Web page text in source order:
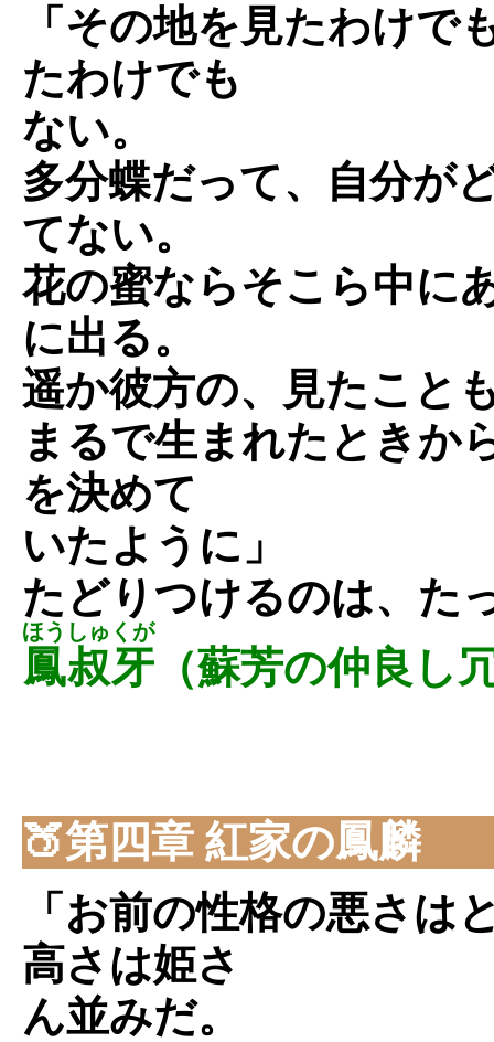
「その地を見たわけで
たわけでも
ない。
多分蝶だって、自分が
てない。
花の蜜ならそこら中に
に出る。
遥か彼方の、見たこと
まるで生まれたときか
を決めて
いたように」
たどりつけるのは、た
鳳叔牙
ほうしゅくが
（蘇芳の仲良し
🍑第四章 紅家の鳳麟
「お前の性格の悪さは
高さは姫さ
ん並みだ。